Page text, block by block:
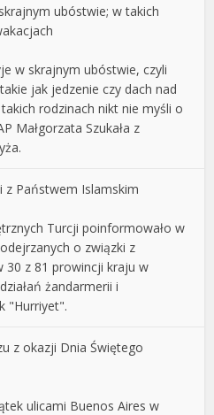
ubóstwie; w takich
w skrajnym ubóstwie, czyli
jak jedzenie czy dach nad
takich rodzinach nikt nie myśli o
Małgorzata Szukała z
z Państwem Islamskim
Turcji poinformowało w
o związki z
30 z 81 prowincji kraju w
żandarmerii i
"Hurriyet".
z okazji Dnia Świętego
ulicami Buenos Aires w